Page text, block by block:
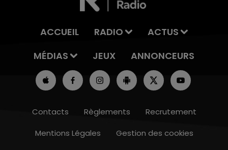
ACCUEIL RADIO
ACTUS
MÉDIAS
JEUX ANNONCEURS
Contacts Règlements
Recrutement
Mentions Légales
Gestion des cookies